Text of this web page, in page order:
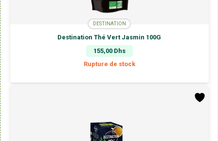
DESTINATION
Destination Thé Vert Jasmin 100G
155,00 Dhs
Rupture de stock